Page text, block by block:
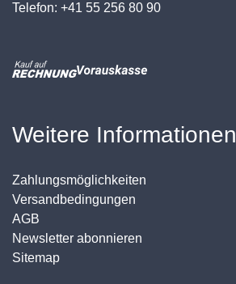
Telefon: +41 55 256 80 90
Weitere Informationen
Zahlungsmöglichkeiten
Versandbedingungen
AGB
Newsletter abonnieren
Sitemap